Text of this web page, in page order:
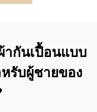
ากันเปื้อนแบบ
รับผู้ชายของ